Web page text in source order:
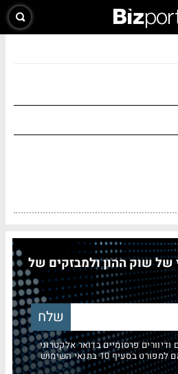
של שוק ההון ולמבזקים של
פרסומיים בדואר אלקטרוני
10 בתנאי השימוש